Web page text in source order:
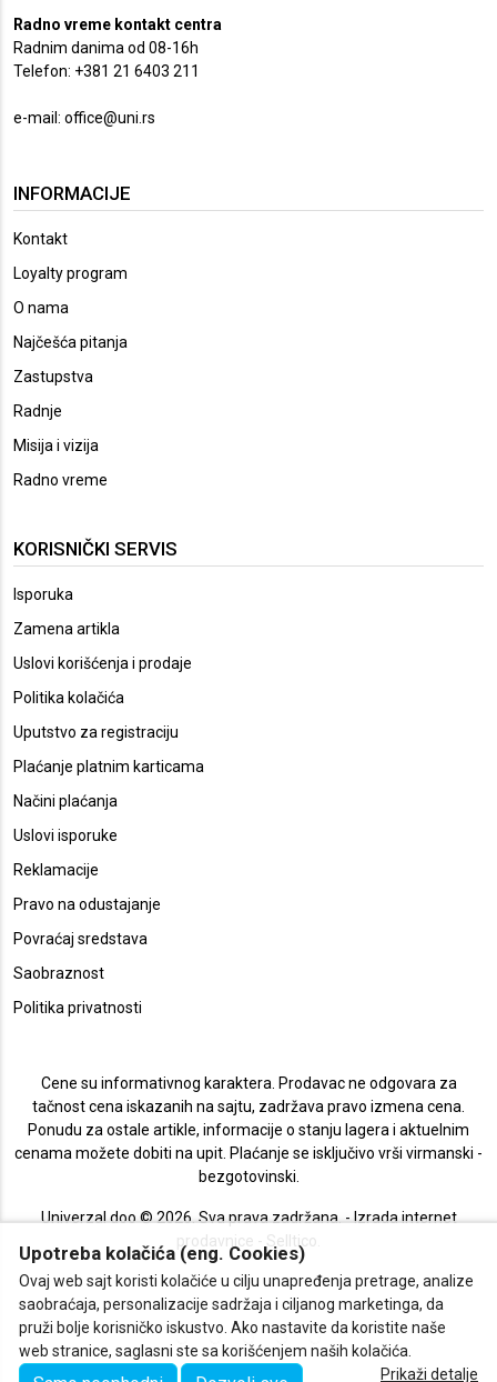
Radno vreme kontakt centra
Radnim danima od 08-16h
Telefon: +381 21 6403 211
e-mail: office@uni.rs
INFORMACIJE
Kontakt
Loyalty program
O nama
Najčešća pitanja
Zastupstva
Radnje
Misija i vizija
Radno vreme
KORISNIČKI SERVIS
Isporuka
Zamena artikla
Uslovi korišćenja i prodaje
Politika kolačića
Uputstvo za registraciju
Plaćanje platnim karticama
Načini plaćanja
Uslovi isporuke
Reklamacije
Pravo na odustajanje
Povraćaj sredstava
Saobraznost
Politika privatnosti
Cene su informativnog karaktera. Prodavac ne odgovara za
tačnost cena iskazanih na sajtu, zadržava pravo izmena cena.
Ponudu za ostale artikle, informacije o stanju lagera i aktuelnim
cenama možete dobiti na upit. Plaćanje se isključivo vrši virmanski -
bezgotovinski.
Univerzal doo © 2026. Sva prava zadržana. -Izrada internet
prodavnice - Selltico.
Upotreba kolačića (eng. Cookies)
Ovaj web sajt koristi kolačiće u cilju unapređenja pretrage, analize
saobraćaja, personalizacije sadržaja i ciljanog marketinga, da
pruži bolje korisničko iskustvo. Ako nastavite da koristite naše
web stranice, saglasni ste sa korišćenjem naših kolačića.
Prikaži detalje